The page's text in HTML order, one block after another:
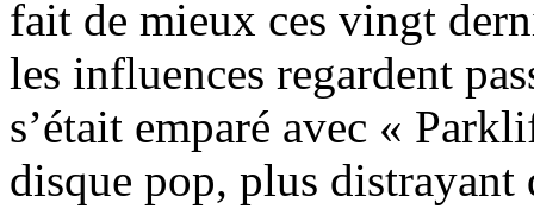
fait de mieux ces vingt
les influences regardent
s’était emparé avec «
disque pop, plus distrayant